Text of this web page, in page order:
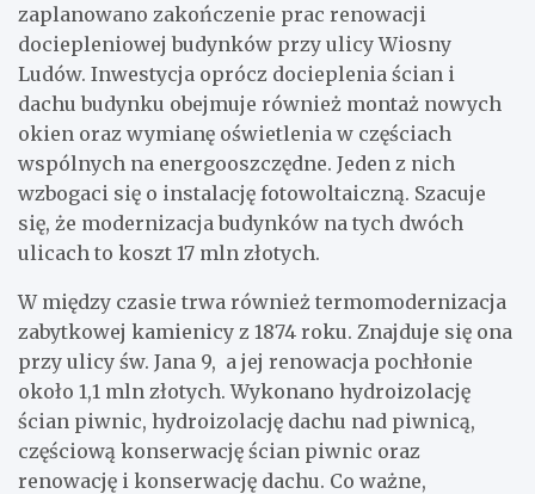
zaplanowano zakończenie prac renowacji
dociepleniowej budynków przy ulicy Wiosny
Ludów. Inwestycja oprócz docieplenia ścian i
dachu budynku obejmuje również montaż nowych
okien oraz wymianę oświetlenia w częściach
wspólnych na energooszczędne. Jeden z nich
wzbogaci się o instalację fotowoltaiczną. Szacuje
się, że modernizacja budynków na tych dwóch
ulicach to koszt 17 mln złotych.
W między czasie trwa również termomodernizacja
zabytkowej kamienicy z 1874 roku. Znajduje się ona
przy ulicy św. Jana 9, a jej renowacja pochłonie
około 1,1 mln złotych. Wykonano hydroizolację
ścian piwnic, hydroizolację dachu nad piwnicą,
częściową konserwację ścian piwnic oraz
renowację i konserwację dachu. Co ważne,